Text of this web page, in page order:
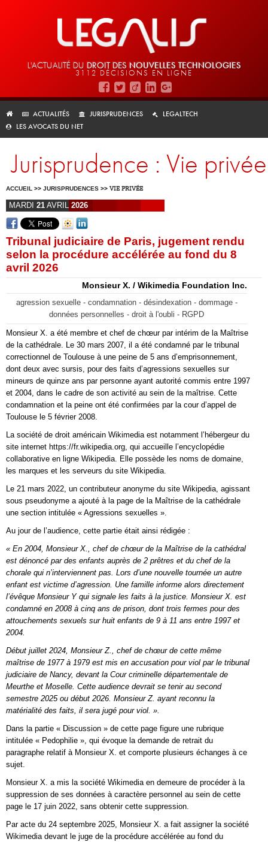
L'ACTUALITÉ DU DROIT DES NOUVELLES TECHNOLOGIES
3112 DÉCISIONS EN LIGNE
ACTUALITÉS JURISPRUDENCES
LEGALTECH
LES AVOCATS DU NET
Jurisprudence : Vie privée
ACCUEIL >> JURISPRUDENCES >> VIE PRIVÉE
MARDI 21 AVRIL 2026
Tribunal judiciaire de Paris, jugement rendu
selon la procédure accélérée au fond du 8
avril 2026
Monsieur X. / Wikimedia Foundation Inc.
agression sexuelle - condamnation - désindexation - dommage -
données personnelles - droit à l'oubli - RGPD
Monsieur X. a été membre et chef de chœur par intérim de la Maîtrise
de la cathédrale. Le 30 mars 2007, il a été condamné par le tribunal
correctionnel de Toulouse à une peine de 5 ans d’emprisonnement,
dont deux avec sursis, pour des faits d’agressions sexuelles sur
mineurs de quinze ans par personne ayant autorité commis entre 1997
et 2004, dans le cadre de son activité au sein de la maîtrise. Cette
condamnation et la peine ont été confirmées par la cour d’appel de
Toulouse le 5 février 2008.
La société de droit américain Wikimedia est notamment l’hébergeur du
site internet https://fr.wikipedia.org, qui accueille l’encyclopédie
collaborative en ligne Wikipedia. Elle possède les noms de domaine,
les marques et les serveurs du site Wikipedia.
Le 21 mars 2022, un contributeur anonyme du site Wikipedia, agissant
sous pseudonyme a ajouté à la page de la Maîtrise de la cathédrale
une section intitulée « Agressions sexuelles ».
Au jour de l’audience, cette partie était ainsi rédigée :
« En 2004, Monsieur X., chef de chœur de la Maîtrise de la cathédral
est dénoncé par des enfants auprès de 2 prêtres et du chef de la
chorale qui n’interviennent pas. Lors d’une nouvelle tournée un autre
enfant est victime d’agression. Une famille informe alors directement
l’évêque Monsieur Y qui signale les faits à la justice. Monsieur X. est
condamné en 2008 à cinq ans de prison, dont trois fermes pour des
attouchements sexuels sur huit enfants de 9 à 11 ans entre 1997 et
2004.
Début juillet 2024, Monsieur Z., chef de chœur de cette même
maîtrise de 1977 à 1979 est mis en accusation pour viol par le tribunal
judiciaire de Nancy, devant la Cour criminelle départementale de
Meurthe et Moselle. Cette audience devrait se tenir au second
semestre 2025 ou début 2026. Monsieur Z. ayant reconnu la
matérialité des faits, il sera jugé pour viol. ».
Dans la partie « Discussion » de cette page figure une rubrique
intitulée « Pedophilie », qui évoque la demande de retrait du
paragraphe relatif à Monsieur X. et comporte plusieurs échanges à ce
sujet.
Monsieur X. a mis la société Wikimedia en demeure de procéder à la
suppression de ses données à caractère personnel au sein de cette
page le 17 juin 2022, sans obtenir cette suppression.
Par acte du 24 septembre 2025, Monsieur X. a fait assigner la société
Wikimedia devant le juge de la procédure accélérée au fond du